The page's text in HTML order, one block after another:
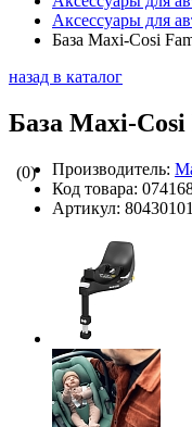
Аксессуары для
База Maxi-Cosi
назад в каталог
База Maxi-
(0) Производитель:
Код товара:
Артикул: